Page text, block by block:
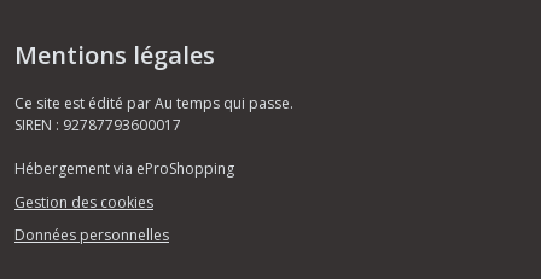
Mentions légales
Ce site est édité par Au temps qui passe.
SIREN : 92787793600017
Hébergement via eProShopping
Gestion des cookies
Données personnelles